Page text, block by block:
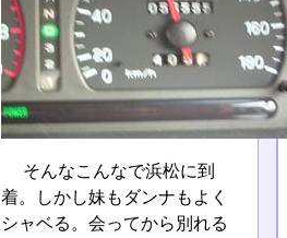
そんなこんなで浜松に到
着。しかし妹もダンナもよく
シャベる。会ってから別れる